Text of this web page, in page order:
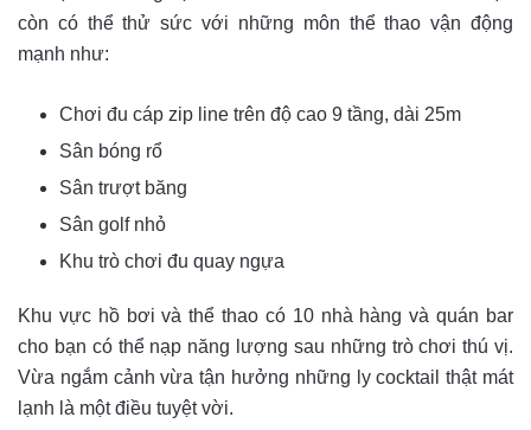
còn có thể thử sức với những môn thể thao vận động
mạnh như:
Chơi đu cáp zip line trên độ cao 9 tầng, dài 25m
Sân bóng rổ
Sân trượt băng
Sân golf nhỏ
Khu trò chơi đu quay ngựa
Khu vực hồ bơi và thể thao có 10 nhà hàng và quán bar
cho bạn có thể nạp năng lượng sau những trò chơi thú vị.
Vừa ngắm cảnh vừa tận hưởng những ly cocktail thật mát
lạnh là một điều tuyệt vời.